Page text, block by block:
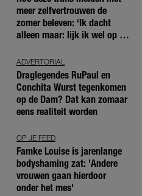
meer zelfvertrouwen de
zomer beleven: ‘Ik dacht
alleen maar: lijk ik wel op de
ADVERTORIAL
Draglegendes RuPaul en
Conchita Wurst tegenkomen
op de Dam? Dat kan zomaar
eens realiteit worden
OP JE FEED
Famke Louise is jarenlange
bodyshaming zat: 'Andere
vrouwen gaan hierdoor
onder het mes'